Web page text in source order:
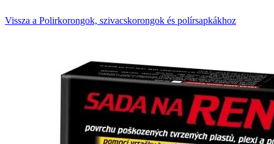
Vissza a Polirkorongok, szivacskorongok és polírsapkákhoz